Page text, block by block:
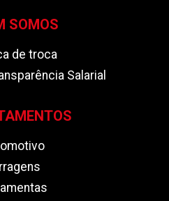
SOMOS
de troca
Salarial